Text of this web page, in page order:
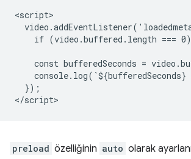
<script>
if (video.buffered.length ===
const bufferedSeconds =
  });
preload özelliğinin auto olarak